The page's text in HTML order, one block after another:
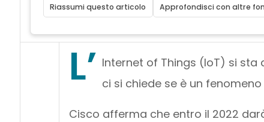
Riassumi questo articolo Approfondisci con altre
L’ Internet of Things (IoT) si
ci si chiede se è un
Cisco afferma che entro il 2022